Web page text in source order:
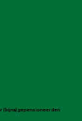
(bijna) gepensioneerden